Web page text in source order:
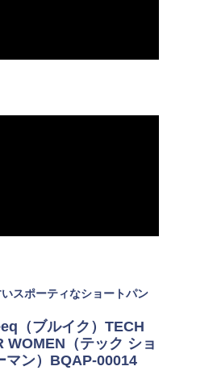
スポーティなショートパン
（ブルイク）TECH
WOMEN（テック ショ
マン）BQAP-00014